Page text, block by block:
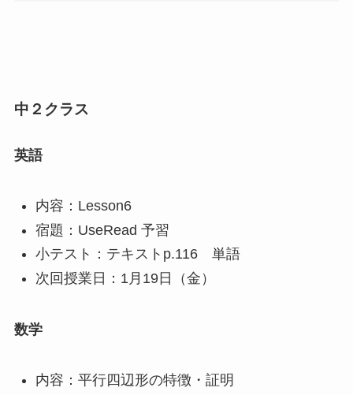
中２クラス
英語
内容：Lesson6
宿題：UseRead 予習
小テスト：テキストp.116 単語
次回授業日：1月19日（金）
数学
内容：平行四辺形の特徴・証明